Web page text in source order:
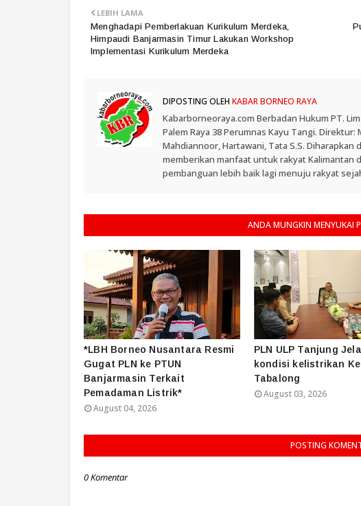
LEBIH LAMA
Menghadapi Pemberlakuan Kurikulum Merdeka,
Himpaudi Banjarmasin Timur Lakukan Workshop
Implementasi Kurikulum Merdeka
DIPOSTING OLEH KABAR BORNEO RAYA
Kabarborneoraya.com Berbadan Hukum PT.
Palem Raya 38 Perumnas Kayu Tangi.
Mahdiannoor, Hartawani, Tata S.S.
memberikan manfaat untuk rakyat Kalimantan
pembanguan lebih baik lagi menuju rakyat
ANDA MUNGKIN MENYUKAI
*LBH Borneo Nusantara Resmi
Gugat PLN ke PTUN
Banjarmasin Terkait
Pemadaman Listrik*
August 04, 2026
PLN ULP Tanjung
kondisi kelistrikan
Tabalong
August 03, 2026
POSTING
0 Komentar